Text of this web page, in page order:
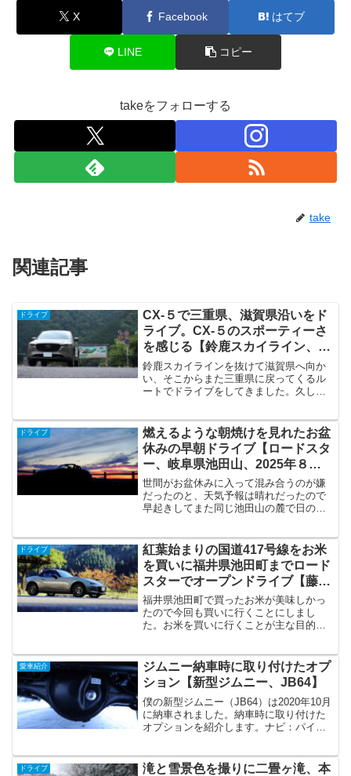
X Facebook はてブ
LINE コピー
takeをフォローする
take
関連記事
ドライブ
CX-５で三重県、滋賀県沿いをド
ライブ。CX-５のスポーティーさ
を感じる【鈴鹿スカイライン、国
道３０７号・３０６号】
鈴鹿スカイラインを抜けて滋賀県へ向か
い、そこからまた三重県に戻ってくるル
ートでドライブをしてきました。久しぶ
した。運転すること自体が楽しくて全く
もって観光地によるこ...
ドライブ
燃えるような朝焼けを見れたお盆
休みの早朝ドライブ【ロードスタ
ー、岐阜県池田山、2025年８
月】
世間がお盆休みに入って混み合うのが嫌
だったのと、天気予報は晴れだったので
早起きしてまた同じ池田山の麓で日の出
う表現がピッタリのあまりみたことない
景色を見ることができて満...
ドライブ
紅葉始まりの国道417号線をお米
を買いに福井県池田町までロード
スターでオープンドライブ【藤
橋、まちの駅こって池田 、2024
年11月】
福井県池田町で買ったお米が美味しかっ
たので今回も買いに行くことにしまし
た。お米を買いに行くことが主な目的で
んでドライブすることができました。今
回行った場所道の駅星のふる...
愛車紹介
ジムニー納車時に取り付けたオプ
ション【新型ジムニー、JB64】
僕の新型ジムニー（JB64）は2020年10月
に納車されました。納車時に取り付けた
オプションを紹介します。ナビ：パイオ
ーリミテッドスリップデフキット...
ドライブ
滝と雪景色を撮りに二畳ヶ滝、本